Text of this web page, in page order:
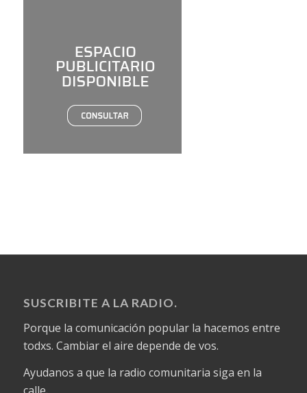
SUSCRIBITE A LA RADIO.
Porque la comunicación popular la hacemos entre
todxs. Cambiar el aire depende de vos.
Ayudanos a que la radio comunitaria siga en la